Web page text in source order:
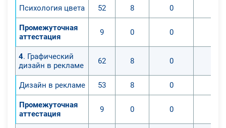
Психология цвета 52 8 0
Промежуточная
аттестация
9 0 0
4. Графический
дизайн в рекламе
62 8 0
Дизайн в рекламе 53 8 0
Промежуточная
аттестация
9 0 0